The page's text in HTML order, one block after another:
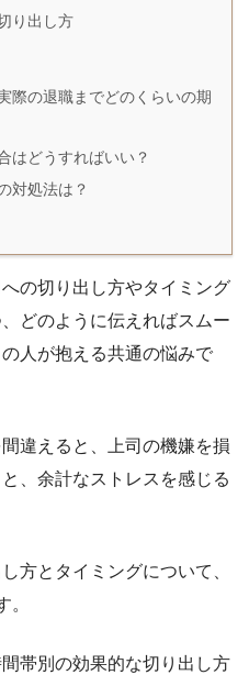
り出し方
際の退職までどのくらいの期
はどうすればいい？
対処法は？
の切り出し方やタイミング
どのように伝えればスムー
人が抱える共通の悩みで
違えると、上司の機嫌を損
、余計なストレスを感じる
方とタイミングについて、
。
帯別の効果的な切り出し方